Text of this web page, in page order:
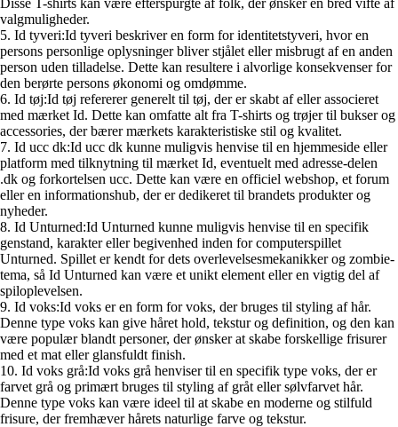
valgmuligheder.
5. Id tyveri:Id tyveri beskriver en form for identitetstyveri, hvor en
persons personlige oplysninger bliver stjålet eller misbrugt af en anden
person uden tilladelse. Dette kan resultere i alvorlige konsekvenser for
den berørte persons økonomi og omdømme.
6. Id tøj:Id tøj refererer generelt til tøj, der er skabt af eller associeret
med mærket Id. Dette kan omfatte alt fra T-shirts og trøjer til bukser og
accessories, der bærer mærkets karakteristiske stil og kvalitet.
7. Id ucc dk:Id ucc dk kunne muligvis henvise til en hjemmeside eller
platform med tilknytning til mærket Id, eventuelt med adresse-delen
.dk og forkortelsen ucc. Dette kan være en officiel webshop, et forum
eller en informationshub, der er dedikeret til brandets produkter og
nyheder.
8. Id Unturned:Id Unturned kunne muligvis henvise til en specifik
genstand, karakter eller begivenhed inden for computerspillet
Unturned. Spillet er kendt for dets overlevelsesmekanikker og zombie-
tema, så Id Unturned kan være et unikt element eller en vigtig del af
spiloplevelsen.
9. Id voks:Id voks er en form for voks, der bruges til styling af hår.
Denne type voks kan give håret hold, tekstur og definition, og den kan
være populær blandt personer, der ønsker at skabe forskellige frisurer
med et mat eller glansfuldt finish.
10. Id voks grå:Id voks grå henviser til en specifik type voks, der er
farvet grå og primært bruges til styling af gråt eller sølvfarvet hår.
Denne type voks kan være ideel til at skabe en moderne og stilfuld
frisure, der fremhæver hårets naturlige farve og tekstur.